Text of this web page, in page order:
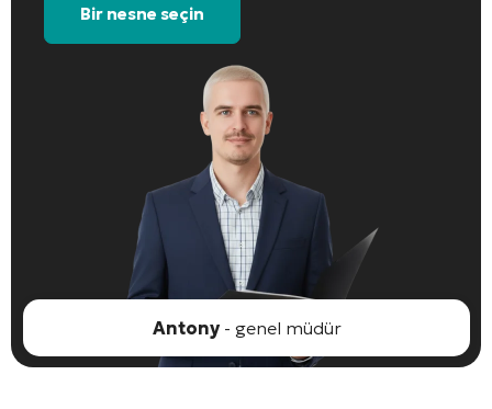
Bir nesne seçin
Antony- genel müdür